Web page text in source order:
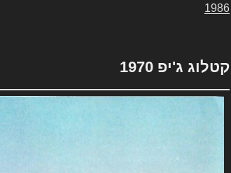
1986
קטלוג ג'יפ 1970